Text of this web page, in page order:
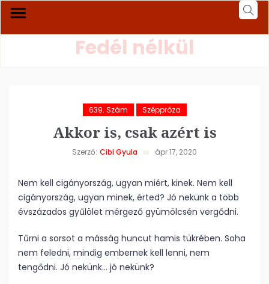
Fedél nélkül
639. Szám Széppróza
Akkor is, csak azért is
Szerző: Cibi Gyula ápr 17, 2020
Nem kell cigányország, ugyan miért, kinek. Nem kell
cigányország, ugyan minek, érted? Jó nekünk a több
évszázados gyűlölet mérgező gyümölcsén vergődni.
Tűrni a sorsot a másság huncut hamis tükrében. Soha
nem feledni, mindig embernek kell lenni, nem
tengődni. Jó nekünk… jó nekünk?